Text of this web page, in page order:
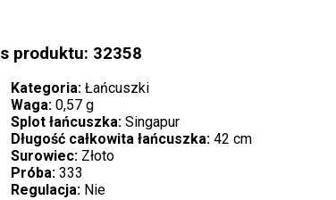
produktu: 32358
Kategoria: Łańcuszki
Waga: 0,57 g
Splot łańcuszka: Singapur
Długość całkowita łańcuszka: 42 cm
Surowiec: Złoto
Próba: 333
Regulacja: Nie